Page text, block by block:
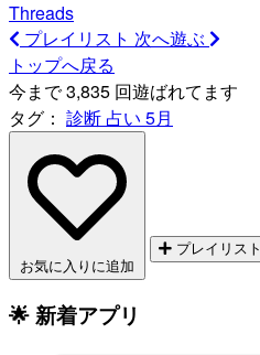
Threads
プレイリスト 次へ遊ぶ
トップへ戻る
今まで 3,835 回遊ばれてます
タグ： 診断 占い 5月
お気に入りに追加
プレイリスト
🌟 新着アプリ